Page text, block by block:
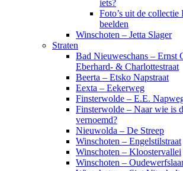
iets?
Foto’s uit de
beelden
Winschoten – Jetta Slager
Straten
Bad Nieuweschans – Ernst
Eberhard- & Charlottestraat
Beerta – Etsko Napstraat
Eexta – Eekerweg
Finsterwolde – E.E.
Finsterwolde – Naar wie is
vernoemd?
Nieuwolda – De Streep
Winschoten – Engelstilstraat
Winschoten – Kloostervallei
Winschoten –